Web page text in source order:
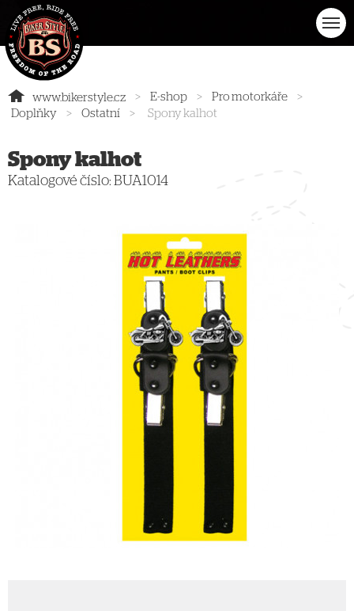
www.bikerstyle.cz > E-shop > Pro motorkáře
>
Doplňky
> Ostatní > Spony kalhot
Spony kalhot
Katalogové číslo: BUA1014